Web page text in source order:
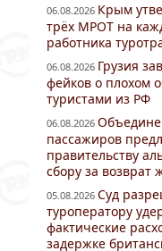
06.08.2026 Крым
трёх МРОТ на
работника
06.08.2026 Грузия
фейков о плохом
туристами из РФ
06.08.2026
пассажиров
правительству
сбору за возврат
05.08.2026 Суд
туроператору
фактические
задержке